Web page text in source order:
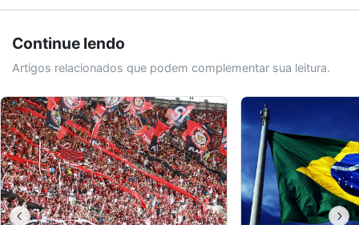
Continue lendo
Artigos relacionados que podem complementar sua leitura.